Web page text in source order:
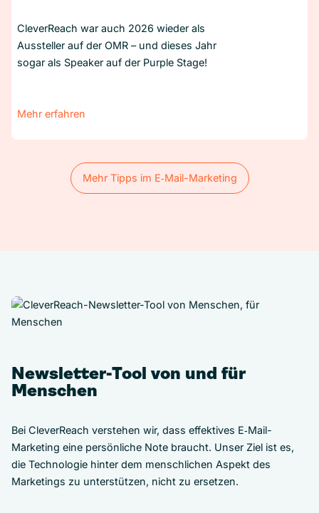
CleverReach war auch 2026 wieder als
Aussteller auf der OMR – und dieses Jahr
sogar als Speaker auf der Purple Stage!
Mehr erfahren
Mehr Tipps im E‑Mail-Marketing
Mehr Tipps im E‑Mail-Marketing
Newsletter-Tool von und für
Menschen
Bei CleverReach verstehen wir, dass effektives E‑Mail-
Marketing eine persönliche Note braucht. Unser Ziel ist es,
die Technologie hinter dem menschlichen Aspekt des
Marketings zu unterstützen, nicht zu ersetzen.